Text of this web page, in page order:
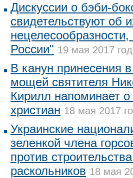
Дискуссии о бэби-
свидетельствуют об
России" 19 мая 2017
В канун принесения
мощей святителя
Кирилл напоминает
христиан 18 мая 2017
Украинские
зеленкой члена
против
раскольников 18 мая